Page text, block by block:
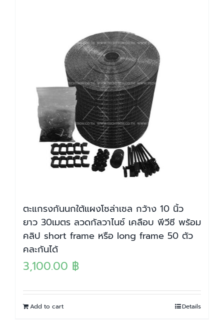
ตะแกรงกันนกใต้แผงโซล่าเซล กว้าง 10 นิ้ว
ยาว 30เมตร ลวดกัลวาไนซ์ เคลือบ พีวีซี พร้อม
คลิป short frame หรือ long frame 50 ตัว
คละกันได้
3,100.00 ฿
Add to cart Details